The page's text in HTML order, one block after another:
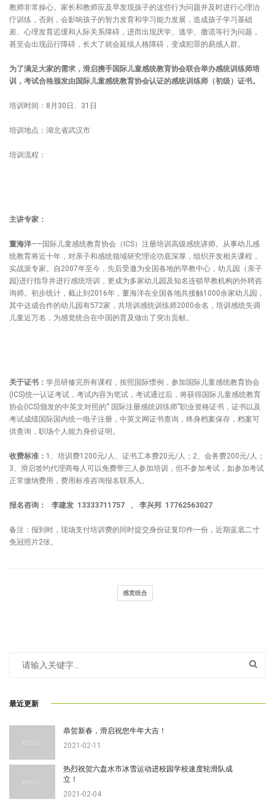
教师非常操心。家长和教师应及早发现孩子的这些行为问题并及时进行心理治
疗训练，否则，会影响孩子的智力发育和学习能力发展，造成孩子学习基础
差、心理发育迟缓和人际关系障碍，进而出现厌学、逃学、撒谎等行为问题，
甚至会出现品行障碍，长大了就会延续人格障碍，变成犯罪的易感人群。
为了满足大家的需求，滑启携手国际儿童感统教育协会联合举办感统训练师培
训，考试合格颁发由国际儿童感统教育协会认证的感统训练师（初级）证书。
培训时间：8月30日、31日
培训地点：湖北省武汉市
培训流程：
主讲专家：
董海洋——国际儿童感统教育协会（ICS）注册培训高级感统讲师。从事幼儿感
统教育将近十年，对亲子和感统领域研究理论功底深厚，组织开发相关课程，
实战派专家。自2007年至今，先后受邀为全国各地的早教中心，幼儿园（亲子
园)进行指导并进行感统培训，更成为多家幼儿园及知名连锁早教机构的外聘咨
询师。初步统计，截止到2016年，董海洋在全国各地共接触1000余家幼儿园，
其中达成合作的幼儿园有572家，共培训感统训练师2000余名，培训感统失调
儿童近万名，为感觉统合在中国的普及做出了突出贡献。
关于证书： 学员研修完所有课程，按照国际惯例，参加国际儿童感统教育协会
(ICS)统一认证考试，考试内容为笔试，考试通过后，将获得国际儿童感统教育
协会(ICS)颁发的中英文对照的“ 国际注册感统训练师”职业资格证书，证书以及
考试成绩国际国内统一电子注册，中英文网证书查询，终身档案保存，档案可
供查询，职场个人能力身价证明。
收费标准： 1、培训费1200元/人、证书工本费20元/人；2、会务费200元/人；
3、滑启签约代理商每人可以免费带三人参加培训，但不参加考试，如参加考试
正常缴纳费用，费用标准咨询报名联系人。
报名咨询： 李建发 13333711757 、 李兴邦 17762563027
备注：报到时，现场支付培训费的同时提交身份证复印件一份，近期蓝底二寸
免冠照片2张。
感觉统合
最近更新
恭贺新春，滑启祝您牛年大吉！
2021-02-11
热烈祝贺六盘水市冰雪运动进校园学校速度轮滑队成
立！
2021-02-04